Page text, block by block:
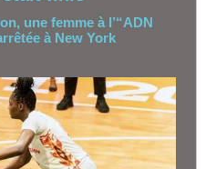
une femme à l’“ADN
à New York